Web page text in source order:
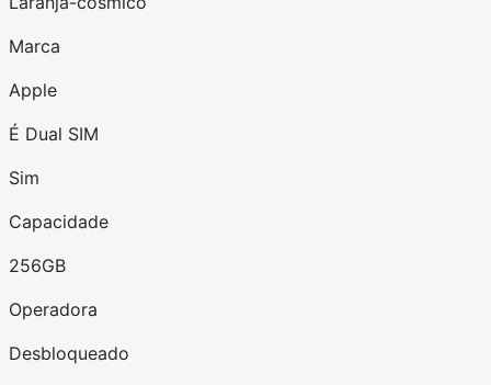
Marca
Apple
É Dual SIM
Sim
Capacidade
256GB
Operadora
Desbloqueado